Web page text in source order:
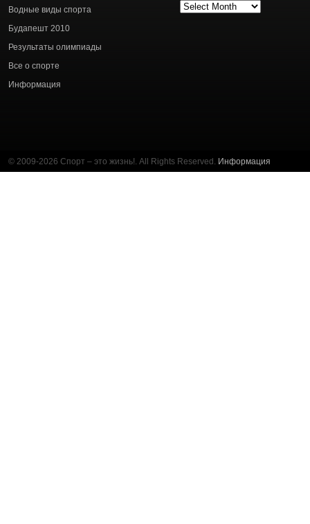
Водные виды спорта
Будапешт 2010
Результаты олимпиады
Все о спорте
Информация
Архив
© 2009-2026 Спорт – это жизнь!. All Rights Reserved. Информация